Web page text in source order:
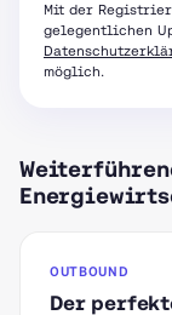
Mit der
gelegentlichen
möglich.
OUTBOUND
Der